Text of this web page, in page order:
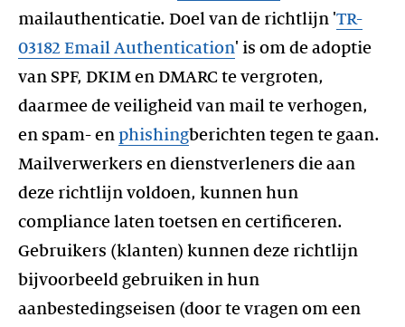
mailauthenticatie. Doel van de richtlijn 'TR-
03182 Email Authentication' is om de adoptie
van SPF, DKIM en DMARC te vergroten,
daarmee de veiligheid van mail te verhogen,
en spam- en phishingberichten tegen te gaan.
Mailverwerkers en dienstverleners die aan
deze richtlijn voldoen, kunnen hun
compliance laten toetsen en certificeren.
Gebruikers (klanten) kunnen deze richtlijn
bijvoorbeeld gebruiken in hun
aanbestedingseisen (door te vragen om een